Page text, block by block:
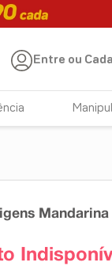
Entre ou
Mandarina